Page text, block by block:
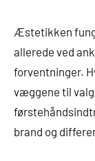
Æstetikken
allerede ved
forventninger.
væggene til
brand og